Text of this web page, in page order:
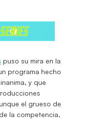
puso su mira en la
programa hecho
y que
el grueso de
la competencia,